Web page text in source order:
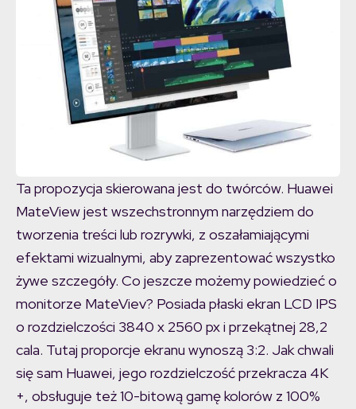
Ta propozycja skierowana jest do twórców. Huawei
MateView jest wszechstronnym narzędziem do
tworzenia treści lub rozrywki, z oszałamiającymi
efektami wizualnymi, aby zaprezentować wszystko
żywe szczegóły. Co jeszcze możemy powiedzieć o
monitorze MateViev? Posiada płaski ekran LCD IPS
o rozdzielczości 3840 x 2560 px i przekątnej 28,2
cala. Tutaj proporcje ekranu wynoszą 3:2. Jak chwali
się sam Huawei, jego rozdzielczość przekracza 4K
+, obsługuje też 10-bitową gamę kolorów z 100%